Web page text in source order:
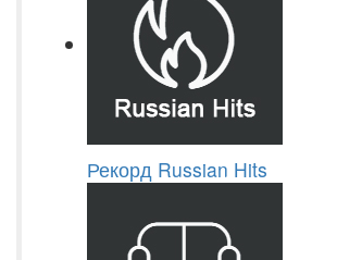
Рекорд Russian Hits